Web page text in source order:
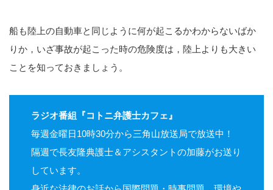
船も陸上の自動車と同じように何が起こるかわからないばか
りか，いざ事故が起こった時の危険度は，陸上よりも大きい
ことを知っておきましょう。
ラジオ番組『コトニ弁護士カフェ』
毎週金曜日10時30分から三角山放送局で放送中！
隔週で長友隆典護士＆アシスタントの加藤がお送り
しています。